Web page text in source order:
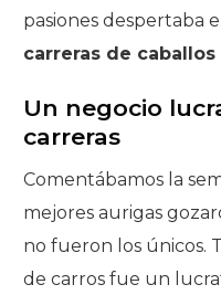
pasiones despertaba
carreras de caballos
Un negocio
carreras
Comentábamos la
mejores aurigas
no fueron los únicos.
de carros fue un